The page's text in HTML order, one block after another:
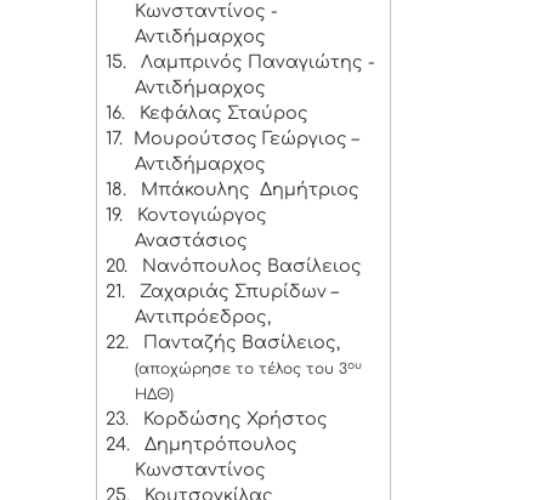
Κωνσταντίνος -
Αντιδήμαρχος
15.
Λαμπρινός Παναγιώτης -
Αντιδήμαρχος
16.
Κεφάλας Σταύρος
17.
Μουρούτσος Γεώργιος –
Αντιδήμαρχος
18.
Μπάκουλης Δημήτριος
19.
Κοντογιώργος
Αναστάσιος
20.
Νανόπουλος Βασίλειος
21.
Ζαχαριάς Σπυρίδων –
Αντιπρόεδρος,
22.
Πανταζής Βασίλειος,
(αποχώρησε το τέλος του 3ου
ΗΔΘ)
23.
Κορδώσης Χρήστος
24.
Δημητρόπουλος
Κωνσταντίνος
25.
Κουτσογκίλας